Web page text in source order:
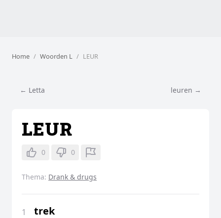
Home Woorden L LEUR
← Letta leuren →
LEUR
0 0
Thema: Drank & drugs
1 trek